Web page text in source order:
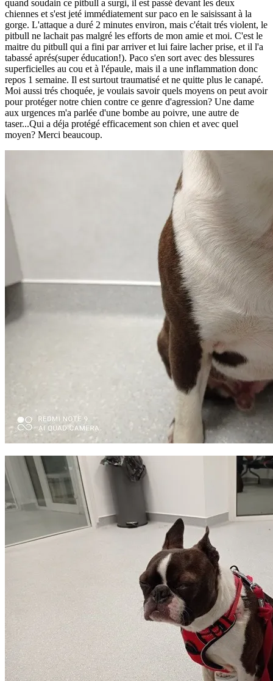
quand soudain ce pitbull a surgi, il est passé devant les deux
chiennes et s'est jeté immédiatement sur paco en le saisissant à la
gorge. L'attaque a duré 2 minutes environ, mais c'était trés violent, le
pitbull ne lachait pas malgré les efforts de mon amie et moi. C'est le
maitre du pitbull qui a fini par arriver et lui faire lacher prise, et il l'a
tabassé aprés(super éducation!). Paco s'en sort avec des blessures
superficielles au cou et à l'épaule, mais il a une inflammation donc
repos 1 semaine. Il est surtout traumatisé et ne quitte plus le canapé.
Moi aussi trés choquée, je voulais savoir quels moyens on peut avoir
pour protéger notre chien contre ce genre d'agression? Une dame
aux urgences m'a parlée d'une bombe au poivre, une autre de
taser...Qui a déja protégé efficacement son chien et avec quel
moyen? Merci beaucoup.